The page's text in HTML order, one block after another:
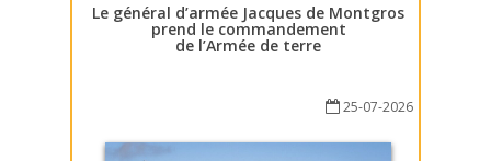
Le général d’armée Jacques de Montgros
prend le commandement
de l’Armée de terre
25-07-2026